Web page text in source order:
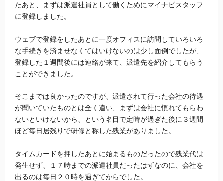
たあと、まずは派遣社員として働くためにマイナビスタッフ
に登録しました。
ウェブで登録をしたあとに一度オフィスに訪問していろいろ
な手続きを済ませなくてはいけないのは少し面倒でしたが、
登録した１週間後には連絡が来て、派遣先を紹介してもらう
ことができました。
そこまでは良かったのですが、派遣されて行った会社の待遇
が聞いていたものとは全く違い、まずは会社に慣れてもらわ
ないといけないから、という名目で定時が過ぎた後に３週間
ほど毎日居残りで研修と称した残業がありました。
タイムカードを押したあとに始まるものだったので残業代は
発生せず、１７時までの派遣社員だったはずなのに、会社を
出るのは毎日２０時を過ぎてからでした。